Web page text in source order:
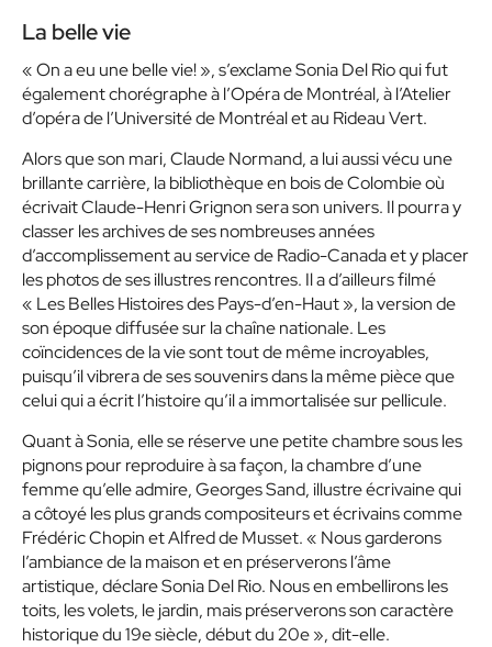
La belle vie
« On a eu une belle vie! », s’exclame Sonia Del Rio qui fut
également chorégraphe à l’Opéra de Montréal, à l’Atelier
d’opéra de l’Université de Montréal et au Rideau Vert.
Alors que son mari, Claude Normand, a lui aussi vécu une
brillante carrière, la bibliothèque en bois de Colombie où
écrivait Claude-Henri Grignon sera son univers. Il pourra y
classer les archives de ses nombreuses années
d’accomplissement au service de Radio-Canada et y placer
les photos de ses illustres rencontres. Il a d’ailleurs filmé
« Les Belles Histoires des Pays-d’en-Haut », la version de
son époque diffusée sur la chaîne nationale. Les
coïncidences de la vie sont tout de même incroyables,
puisqu’il vibrera de ses souvenirs dans la même pièce que
celui qui a écrit l’histoire qu’il a immortalisée sur pellicule.
Quant à Sonia, elle se réserve une petite chambre sous les
pignons pour reproduire à sa façon, la chambre d’une
femme qu’elle admire, Georges Sand, illustre écrivaine qui
a côtoyé les plus grands compositeurs et écrivains comme
Frédéric Chopin et Alfred de Musset. « Nous garderons
l’ambiance de la maison et en préserverons l’âme
artistique, déclare Sonia Del Rio. Nous en embellirons les
toits, les volets, le jardin, mais préserverons son caractère
historique du 19e siècle, début du 20e », dit-elle.